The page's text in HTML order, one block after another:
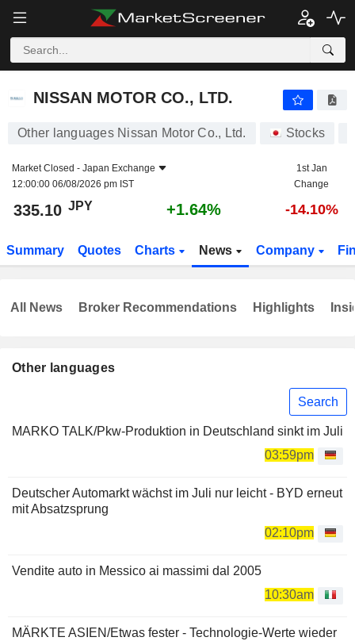
NISSAN MOTOR CO., LTD.
NISSAN MOTOR CO., LTD.
Other languages Nissan Motor Co., Ltd. Stocks
Market Closed - Japan Exchange
12:00:00 06/08/2026 pm IST
1st Jan
Change
335.10 JPY +1.64% -14.10%
Summary Quotes Charts News Company
Other languages
Search
MARKO TALK/Pkw-Produktion in Deutschland sinkt im Juli
03:59pm
Deutscher Automarkt wächst im Juli nur leicht - BYD erneut
mit Absatzsprung
02:10pm
Vendite auto in Messico ai massimi dal 2005
10:30am
MÄRKTE ASIEN/Etwas fester - Technologie-Werte wieder
All News Broker Recommendations Highlights